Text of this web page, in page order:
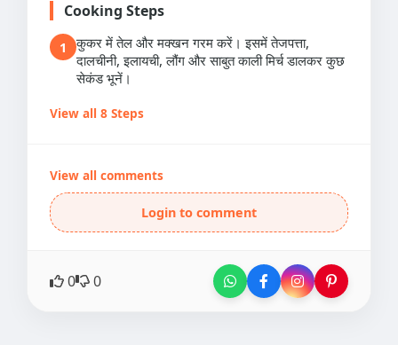
Cooking Steps
1
कुकर में तेल और मक्खन गरम करें। इसमें तेजपत्ता,
दालचीनी, इलायची, लौंग और साबुत काली मिर्च डालकर कुछ
सेकंड भूनें।
View all 8 Steps
View all comments
Login to comment
0 0